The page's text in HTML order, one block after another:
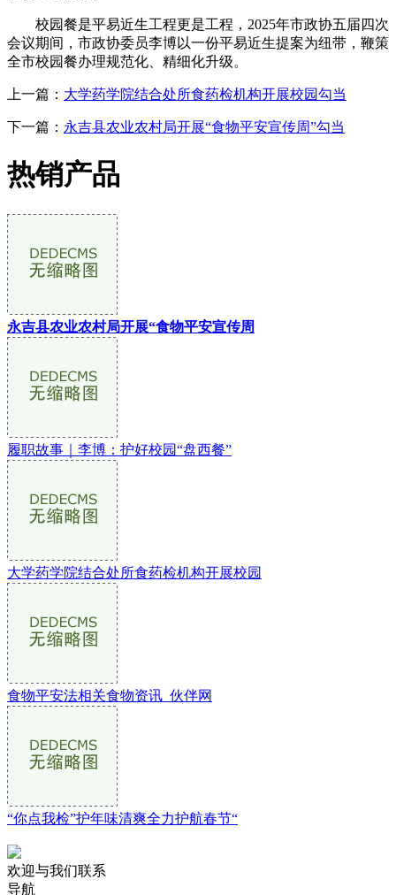
校园餐是平易近生工程更是工程，2025年市政协五届四次
会议期间，市政协委员李博以一份平易近生提案为纽带，鞭策
全市校园餐办理规范化、精细化升级。
上一篇： 大学药学院结合处所食药检机构开展校园勾当
下一篇： 永吉县农业农村局开展“食物平安宣传周”勾当
热销产品
永吉县农业农村局开展“食物平安宣传周
履职故事｜李博：护好校园“盘西餐”
大学药学院结合处所食药检机构开展校园
食物平安法相关食物资讯_伙伴网
“你点我检”护年味清爽全力护航春节“
欢迎与我们联系
导航